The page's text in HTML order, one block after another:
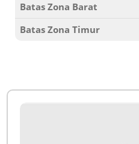
Batas Zona Barat
Batas Zona Timur